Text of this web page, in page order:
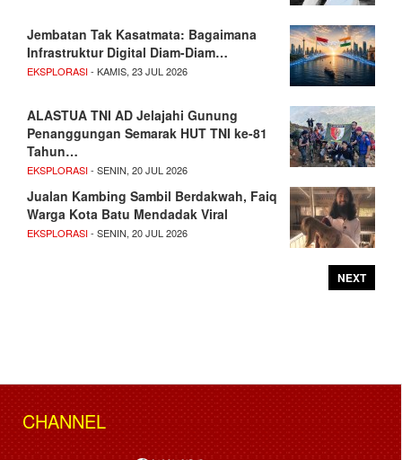
Jembatan Tak Kasatmata: Bagaimana
Infrastruktur Digital Diam-Diam…
EKSPLORASI- KAMIS, 23 JUL 2026
ALASTUA TNI AD Jelajahi Gunung
Penanggungan Semarak HUT TNI ke-81
Tahun…
EKSPLORASI- SENIN, 20 JUL 2026
Jualan Kambing Sambil Berdakwah, Faiq
Warga Kota Batu Mendadak Viral
EKSPLORASI- SENIN, 20 JUL 2026
NEXT
CHANNEL